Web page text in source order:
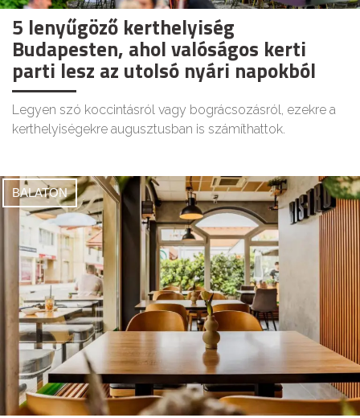
5 lenyűgöző kerthelyiség
Budapesten, ahol valóságos kerti
parti lesz az utolsó nyári napokból
Legyen szó koccintásról vagy bográcsozásról, ezekre a
kerthelyiségekre augusztusban is számíthattok.
BALATON